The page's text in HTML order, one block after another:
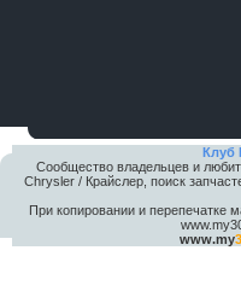
Клуб
Сообщество владельцев и
Chrysler / Крайслер, поиск
При копировании и перепечатке
www.my